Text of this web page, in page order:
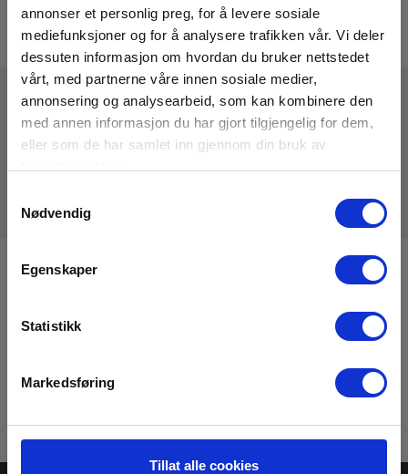
annonser et personlig preg, for å levere sosiale
mediefunksjoner og for å analysere trafikken vår. Vi deler
dessuten informasjon om hvordan du bruker nettstedet
vårt, med partnerne våre innen sosiale medier,
annonsering og analysearbeid, som kan kombinere den
med annen informasjon du har gjort tilgjengelig for dem,
eller som de har samlet inn gjennom din bruk av
Nødvendig
Egenskaper
Statistikk
Markedsføring
Tillat alle cookies
Tekniske Data
Registrere deg for nyhetsbrev!
Hold deg oppdatert og få de gode tilbudene på mail
med våre ukentlige nyhetsbrev E-News
abonnementet på nyhetsbrevet via en link i nyhetsmailen.